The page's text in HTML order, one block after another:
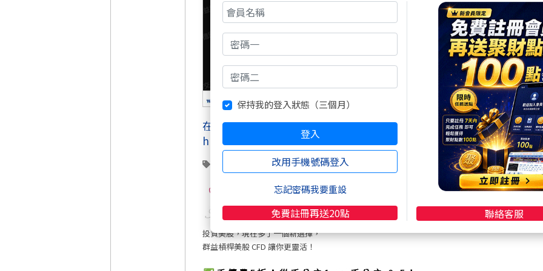
在台灣交易全世界
https://www.mt5tw.com/
密大 PCE
投資美股，現在多了一個新選擇，
群益槓桿美股 CFD 讓你更靈活！
保持我的登入狀態（三個月）
登入
改用手機號碼登入
忘記密碼我要重設
免費註冊再送20點 聯絡客服